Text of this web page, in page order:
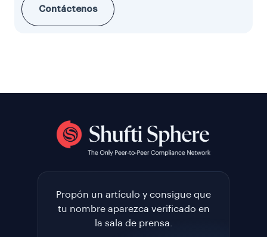
Contáctenos
Propón un artículo y consigue que
tu nombre aparezca verificado en
la sala de prensa.